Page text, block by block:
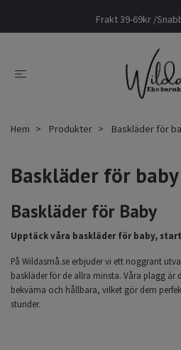
Frakt 39-69kr /
Hem Produkter Baskläder för
Baskläder för
Baskläder för Baby
Upptäck våra baskläder för baby,
På Wildasmå.se erbjuder vi ett noggrant
baskläder för de allra minsta. Våra plagg är
bekväma och hållbara, vilket gör dem
stunder.